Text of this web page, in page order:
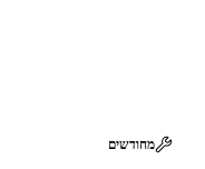
מחודשים